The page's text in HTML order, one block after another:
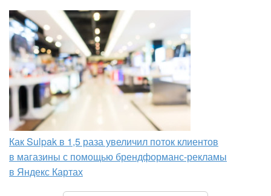
Как Sulpak в 1,5 раза увеличил поток клиентов
в магазины с помощью брендформанс-рекламы
в Яндекс Картах